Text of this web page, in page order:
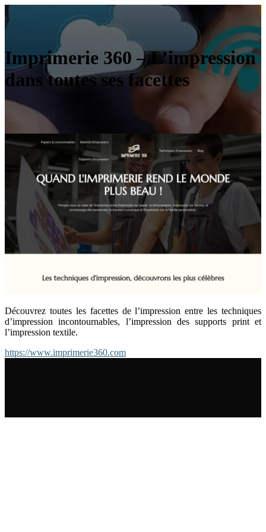
Imprimerie 360 – L’impression
dans toutes ses facettes
Découvrez toutes les facettes de l’impression entre les techniques
d’impression incontournables, l’impression des supports print et
l’impression textile.
https://www.imprimerie360.com